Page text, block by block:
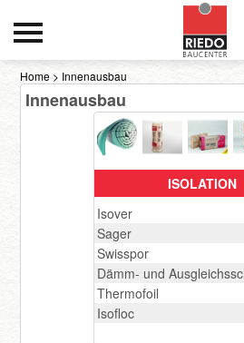
HOCH- UND TIEFBAU
INNENAUSBAU
GEBÄUDEHÜLLE
Home > Innenausbau
Innenausbau
ISOLATION
Isover
Sager
Swisspor
Dämm- und
Thermofoil
Isofloc